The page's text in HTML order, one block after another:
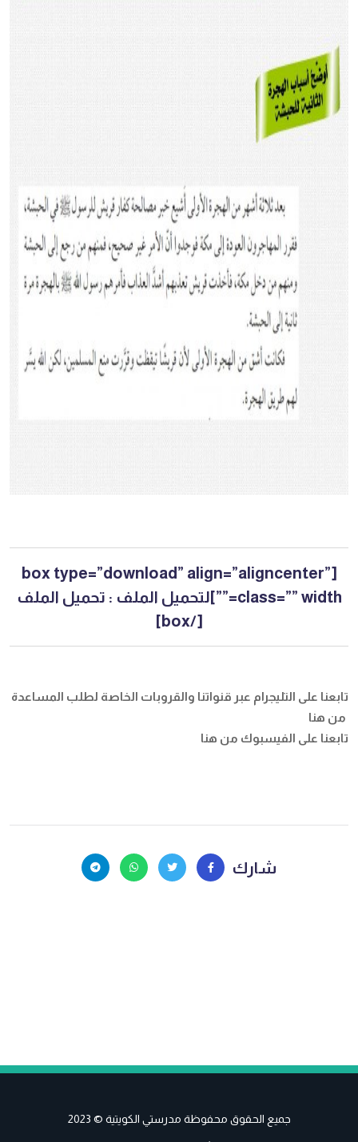
[box type=”download” align=”aligncenter”
class=”” width=””]لتحميل الملف :
تحميل الملف
[/box]
تابعنا على التليجرام عبر قنواتنا والقروبات الخاصة لطلب المساعدة
من هنا
تابعنا على الفيسبوك من هنا
شارك
جميع الحقوق محفوظة مدرستي الكويتية © 2023